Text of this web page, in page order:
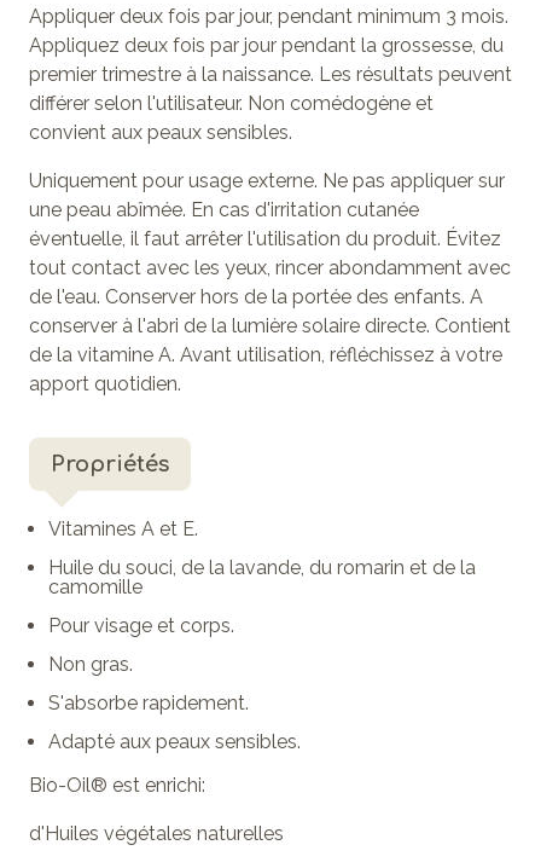
Appliquer deux fois par jour, pendant minimum 3 mois.
Appliquez deux fois par jour pendant la grossesse, du
premier trimestre à la naissance. Les résultats peuvent
différer selon l'utilisateur. Non comédogène et
convient aux peaux sensibles.
Uniquement pour usage externe. Ne pas appliquer sur
une peau abîmée. En cas d'irritation cutanée
éventuelle, il faut arrêter l'utilisation du produit. Évitez
tout contact avec les yeux, rincer abondamment avec
de l'eau. Conserver hors de la portée des enfants. A
conserver à l'abri de la lumière solaire directe. Contient
de la vitamine A. Avant utilisation, réfléchissez à votre
apport quotidien.
Propriétés
Vitamines A et E.
Huile du souci, de la lavande, du romarin et de la
camomille
Pour visage et corps.
Non gras.
S'absorbe rapidement.
Adapté aux peaux sensibles.
Bio-Oil® est enrichi:
d'Huiles végétales naturelles